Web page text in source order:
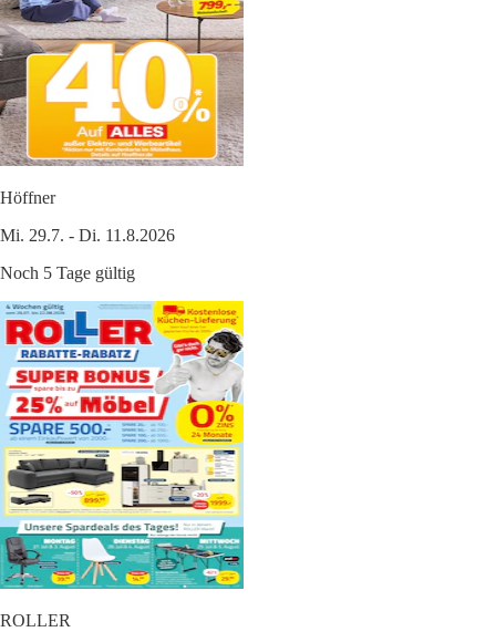
Höffner
Mi. 29.7. - Di. 11.8.2026
Noch 5 Tage gültig
ROLLER